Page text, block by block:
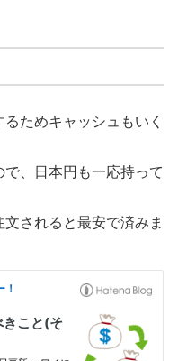
ためキャッシュもいく
、日本円も一応持って
されると最安で済みま